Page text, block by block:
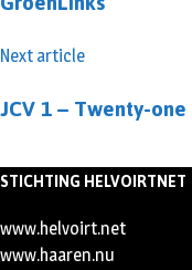
Next article
JCV 1 – Twenty-
STICHTING HELVOIRTNET
www.helvoirt.net
www.haaren.nu